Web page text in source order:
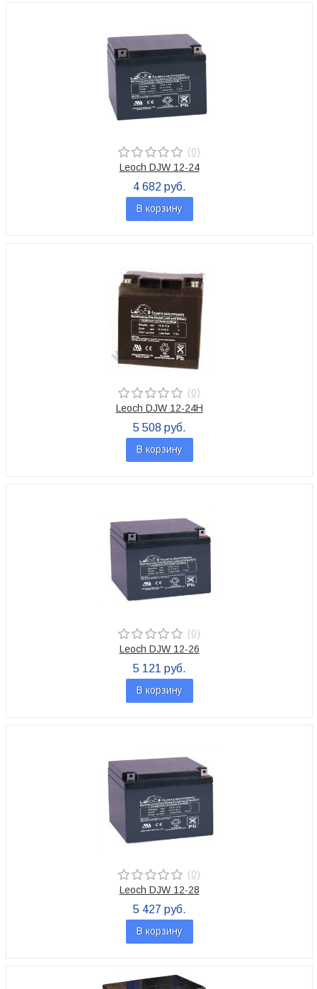
(0)
Leoch DJW 12-24
4 682 руб.
В корзину
(0)
Leoch DJW 12-24H
5 508 руб.
В корзину
(0)
Leoch DJW 12-26
5 121 руб.
В корзину
(0)
Leoch DJW 12-28
5 427 руб.
В корзину